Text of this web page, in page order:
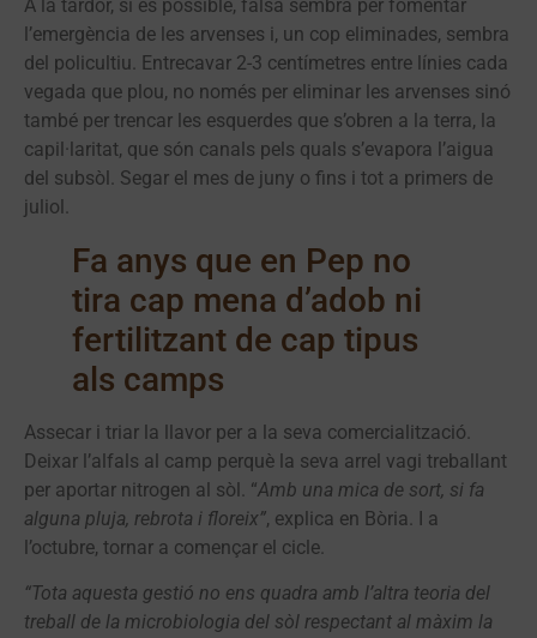
A la tardor, si és possible, falsa sembra per fomentar
l’emergència de les arvenses i, un cop eliminades, sembra
del policultiu. Entrecavar 2-3 centímetres entre línies cada
vegada que plou, no només per eliminar les arvenses sinó
també per trencar les esquerdes que s’obren a la terra, la
capil·laritat, que són canals pels quals s’evapora l’aigua
del subsòl. Segar el mes de juny o fins i tot a primers de
juliol.
Fa anys que en Pep no
tira cap mena d’adob ni
fertilitzant de cap tipus
als camps
Assecar i triar la llavor per a la seva comercialització.
Deixar l’alfals al camp perquè la seva arrel vagi treballant
per aportar nitrogen al sòl. “Amb una mica de sort, si fa
alguna pluja, rebrota i floreix”, explica en Bòria. I a
l’octubre, tornar a començar el cicle.
“Tota aquesta gestió no ens quadra amb l’altra teoria del
treball de la microbiologia del sòl respectant al màxim la